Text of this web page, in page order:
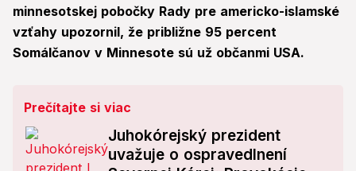
minnesotskej pobočky Rady pre americko-islamské
vzťahy upozornil, že približne 95 percent
Somálčanov v Minnesote sú už občanmi USA.
Prečítajte si viac
Juhokórejský prezident
uvažuje o ospravedlnení